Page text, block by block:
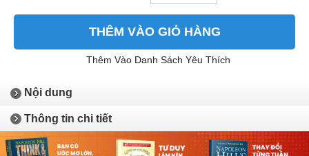
THÊM VÀO GIỎ HÀNG
Thêm Vào Danh Sách Yêu Thích
Nội dung
Thông tin chi tiết